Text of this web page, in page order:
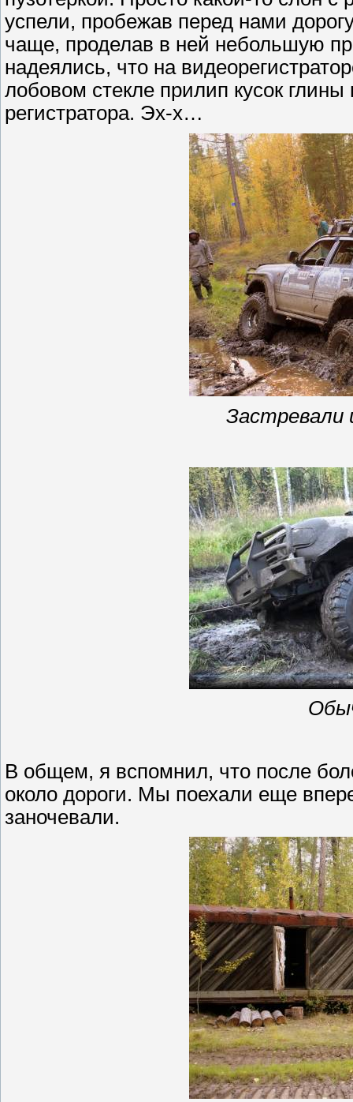
успели, пробежав перед нами
чаще, проделав в ней небольшую
надеялись, что на
лобовом стекле прилип кусок
регистратора. Эх-х…
Застревали
В общем, я вспомнил, что после
около дороги. Мы поехали еще
заночевали.